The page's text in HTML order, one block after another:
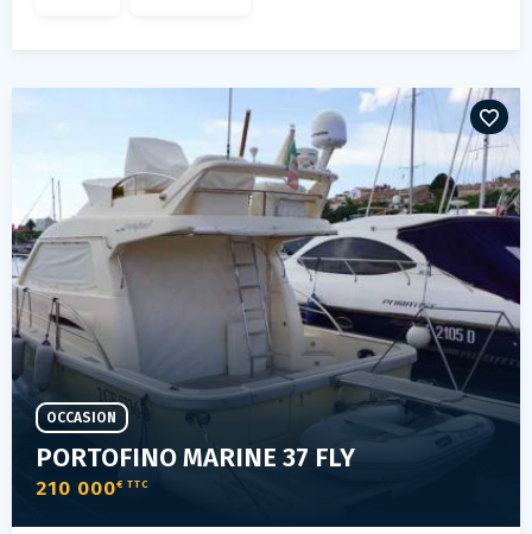
PORTOFINO MARINE 37 FLY
210 000€ TTC
OCCASION